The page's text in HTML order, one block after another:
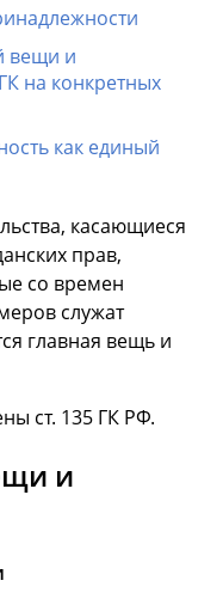
вещи и
на конкретных
как единый
касающиеся
прав,
со времен
служат
главная вещь и
ст. 135 ГК РФ.
и